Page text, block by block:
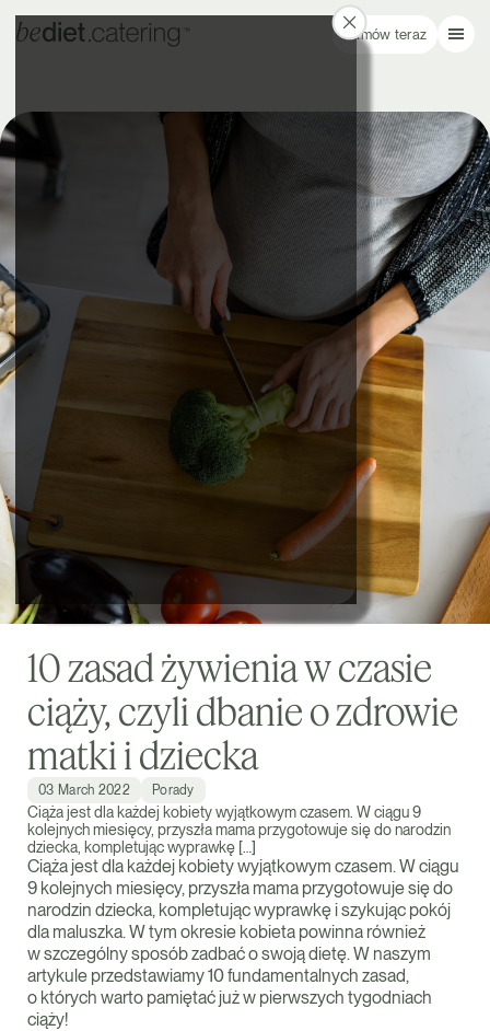
Zamów teraz
10 zasad żywienia w czasie
ciąży, czyli dbanie o zdrowie
matki i dziecka
03 March 2022 Porady
Ciąża jest dla każdej kobiety wyjątkowym czasem. W ciągu 9
kolejnych miesięcy, przyszła mama przygotowuje się do narodzin
dziecka, kompletując wyprawkę […]
Ciąża jest dla każdej kobiety wyjątkowym czasem. W ciągu
9 kolejnych miesięcy, przyszła mama przygotowuje się do
narodzin dziecka, kompletując wyprawkę i szykując pokój
dla maluszka. W tym okresie kobieta powinna również
w szczególny sposób zadbać o swoją dietę. W naszym
artykule przedstawiamy 10 fundamentalnych zasad,
o których warto pamiętać już w pierwszych tygodniach
ciąży!